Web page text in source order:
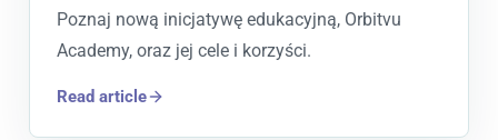
Poznaj nową inicjatywę edukacyjną, Orbitvu
Academy, oraz jej cele i korzyści.
Read article